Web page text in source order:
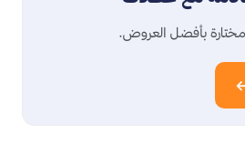
بأفضل العروض.